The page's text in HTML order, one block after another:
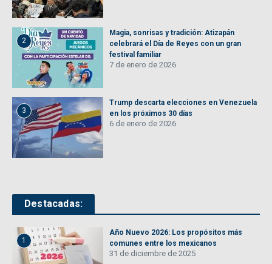
2
Magia, sonrisas y tradición: Atizapán
celebrará el Día de Reyes con un gran
festival familiar
7 de enero de 2026
3
Trump descarta elecciones en Venezuela
en los próximos 30 días
6 de enero de 2026
Destacadas:
1
Año Nuevo 2026: Los propósitos más
comunes entre los mexicanos
31 de diciembre de 2025